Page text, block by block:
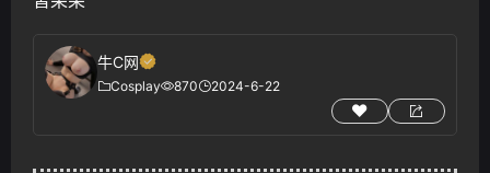
牛C网
Cosplay 870 2024-6-22